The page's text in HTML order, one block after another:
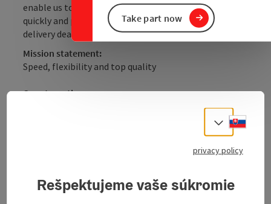
Take part now
enable us to realise your packaging requirements
quickly and professionally. Especially for very tight
delivery deadlines and small print runs.
Mission statement:
Speed, flexibility and top quality
Our strengths:
Fast response time to your enquiry, rapid sample
Experience in production processing
One contact person for the entire order
Select
privacy policy
Rešpektujeme vaše súkromie